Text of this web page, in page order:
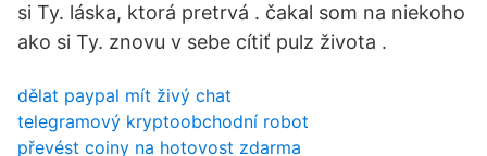
si Ty. láska, ktorá pretrvá . čakal som na niekoho
ako si Ty. znovu v sebe cítiť pulz života .
dělat paypal mít živý chat
telegramový kryptoobchodní robot
převést coiny na hotovost zdarma